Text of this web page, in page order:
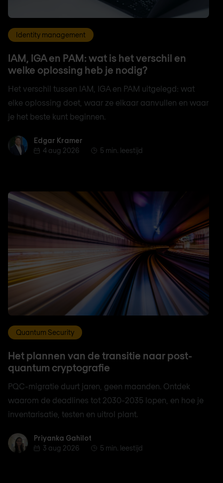
Identity management
IAM, IGA en PAM: wat is het verschil en
welke oplossing heb je nodig?
Het verschil tussen IAM, IGA en PAM uitgelegd: wat
elke oplossing doet, waar ze elkaar aanvullen en waar
je het beste kunt beginnen.
Edgar KramerEdgar Kramer
4 aug 2026
5 min. leestijd
Quantum Security
Het plannen van de transitie naar post-
quantum cryptografie
PQC-migratie duurt jaren, geen maanden. Ontdek
waarom de deadlines tot 2030-2035 lopen, en hoe je
inventarisatie, testen en uitrol plant.
Priyanka Gahilot
Priyanka Gahilot
3 aug 2026
5 min. leestijd